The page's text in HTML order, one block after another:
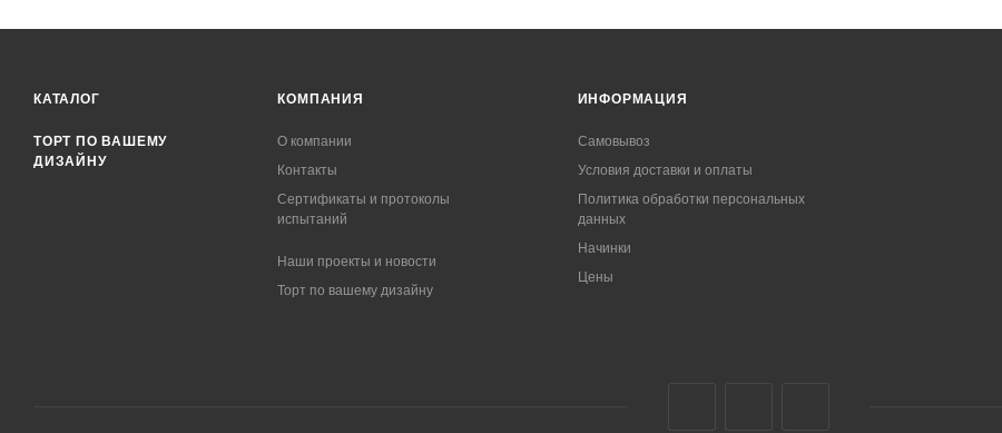
КАТАЛОГ
ТОРТ ПО ВАШЕМУ
ДИЗАЙНУ
КОМПАНИЯ
О компании
Контакты
Сертификаты и протоколы
испытаний
Наши проекты и новости
Торт по вашему дизайну
ИНФОРМАЦИЯ
Самовывоз
Условия доставки и оплаты
Политика обработки персональных
данных
Начинки
Цены